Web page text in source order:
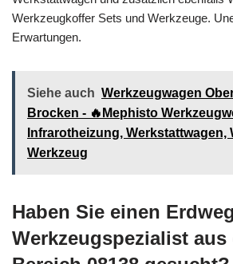
Werkzeugkoffer Sets und Werkzeuge.
Erwartungen.
Siehe auch Werkzeugwagen
Brocken - 🔥Mephisto
Infrarotheizung, Werkstattwagen,
Werkzeug
Haben Sie einen
Werkzeugspezialist aus